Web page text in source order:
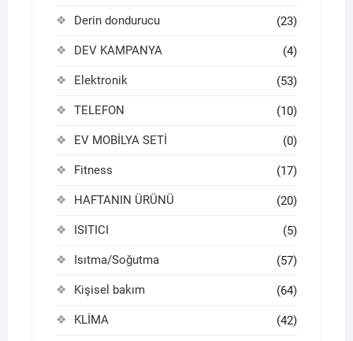
Derin dondurucu (23)
DEV KAMPANYA (4)
Elektronik (53)
TELEFON (10)
EV MOBİLYA SETİ (0)
Fitness (17)
HAFTANIN ÜRÜNÜ (20)
ISITICI (5)
Isıtma/Soğutma (57)
Kişisel bakım (64)
KLİMA (42)